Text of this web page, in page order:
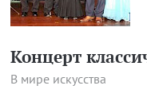
Концерт
В мире искусства